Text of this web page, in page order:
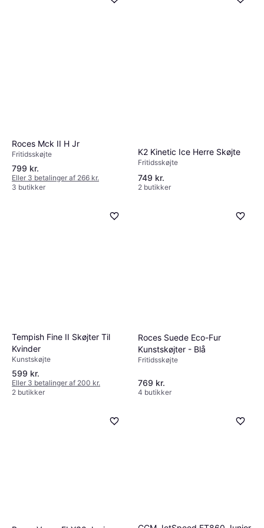
Roces Mck II H Jr
Fritidsskøjte
799 kr.
Eller 3 betalinger af 266 kr.
3 butikker
K2 Kinetic Ice Herre Skøjte
Fritidsskøjte
749 kr.
2 butikker
Tempish Fine II Skøjter Til
Kvinder
Kunstskøjte
599 kr.
Eller 3 betalinger af 200 kr.
2 butikker
Roces Suede Eco-Fur
Kunstskøjter - Blå
Fritidsskøjte
769 kr.
4 butikker